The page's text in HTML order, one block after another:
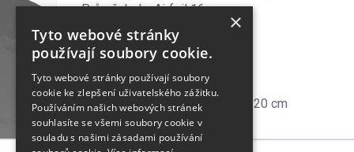
Průměr hole: Airfoil 16 mm
Materiál hole: Hliník (HTS 6.5);
Talířky: Racing / Trekking
Hroty: Steel Tip
Délka: 110 - 130 cm
Hmotnost: 299 g/ks při délce 120 cm
×
Tyto webové stránky
používají soubory cookie.
Tyto webové stránky používají soubory
cookie ke zlepšení uživatelského zážitku.
Používáním našich webových stránek
souhlasíte se všemi soubory cookie v
souladu s našimi zásadami používání